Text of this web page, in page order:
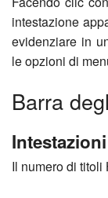
intestazione
evidenziare in
le opzioni di
Barra
Il numero di